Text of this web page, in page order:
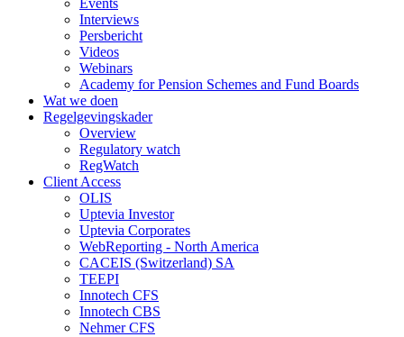
Events
Interviews
Persbericht
Videos
Webinars
Academy for Pension Schemes and Fund Boards
Wat we doen
Regelgevingskader
Overview
Regulatory watch
RegWatch
Client Access
OLIS
Uptevia Investor
Uptevia Corporates
WebReporting - North America
CACEIS (Switzerland) SA
TEEPI
Innotech CFS
Innotech CBS
Nehmer CFS